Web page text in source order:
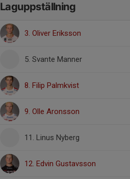
Laguppställning
3. Oliver Eriksson
5. Svante Manner
8. Filip Palmkvist
9. Olle Aronsson
11. Linus Nyberg
12. Edvin Gustavsson